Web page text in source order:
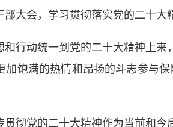
大会，学习贯彻落实党的二十大
行动统一到党的二十大精神上
饱满的热情和昂扬的斗志参与
彻党的二十大精神作为当前和